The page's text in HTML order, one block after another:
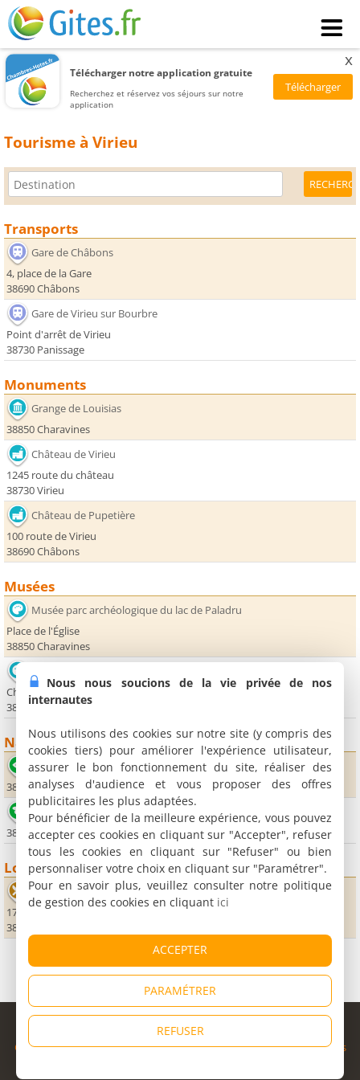
Télécharger notre application gratuite
Recherchez et réservez vos séjours sur notre
application
x
Tourisme à Virieu
Transports
Gare de Châbons
4, place de la Gare
38690 Châbons
Gare de Virieu sur Bourbre
Point d'arrêt de Virieu
38730 Panissage
Monuments
Grange de Louisias
38850 Charavines
Château de Virieu
1245 route du château
38730 Virieu
Château de Pupetière
100 route de Virieu
38690 Châbons
Musées
Musée parc archéologique du lac de Paladru
Place de l'Église
38850 Charavines
Château de Virieu
38730 Virieu
Nature
Bilieu
38850 Bilieu
Lac de Paladru
38850 Charavines
Loisirs
La Guinguette
170 place de la Guinguette
38730 Virieu
© Copyright 1998 - 2026
Cybevasion|Mentions légales|Confidentialité|CGU|Informations
Nous nous soucions de la vie privée de nos
internautes
Nous utilisons des cookies sur notre site (y compris des
cookies tiers) pour améliorer l'expérience utilisateur,
assurer le bon fonctionnement du site, réaliser des
analyses d'audience et vous proposer des offres
publicitaires les plus adaptées.
Pour bénéficier de la meilleure expérience, vous pouvez
accepter ces cookies en cliquant sur "Accepter", refuser
tous les cookies en cliquant sur "Refuser" ou bien
personnaliser votre choix en cliquant sur "Paramétrer".
Pour en savoir plus, veuillez consulter notre politique
de gestion des cookies en cliquant ici
ACCEPTER
PARAMÉTRER
REFUSER